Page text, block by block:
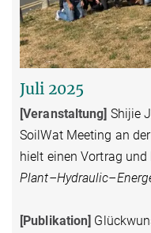
Juli 2025
[Veranstaltung] Shijie
SoilWat Meeting an
hielt einen Vortrag und
[Publikation]